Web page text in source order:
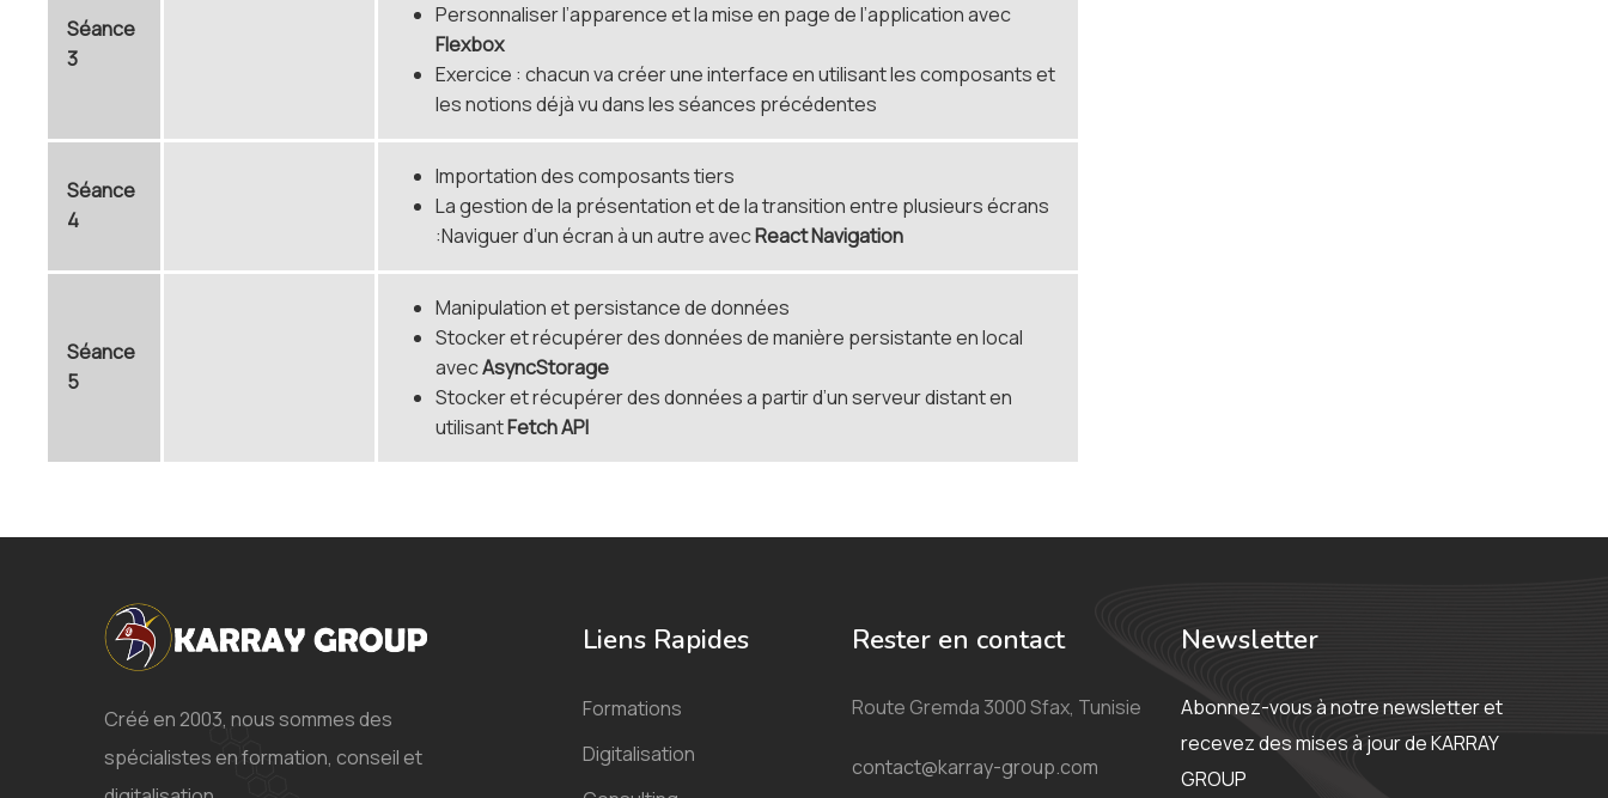
Séance
3
Personnaliser l’apparence et la mise en page de l’application avec
Flexbox
Exercice : chacun va créer une interface en utilisant les composants et
les notions déjà vu dans les séances précédentes
Séance
4
Importation des composants tiers
La gestion de la présentation et de la transition entre plusieurs écrans
:Naviguer d’un écran à un autre avecReactNavigation
Séance
5
Manipulation et persistance de données
Stocker et récupérer des données de manière persistante en local
avecAsyncStorage
Stocker et récupérer des données a partir d’un serveur distant en
utilisantFetchAPI
Créé en 2003, nous sommes des
spécialistes en formation, conseil et
Liens Rapides
Formations
Digitalisation
Rester en contact
Route Gremda 3000 Sfax, Tunisie
contact@karray-group.com
Newsletter
Abonnez-vous à notre newsletter et
recevez des mises à jour de KARRAY
GROUP